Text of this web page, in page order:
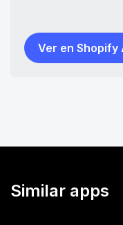
Ver en Shopify
Similar apps